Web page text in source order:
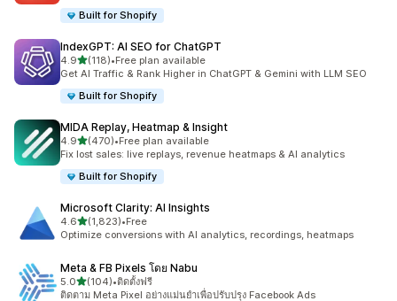
Built for Shopify
IndexGPT: AI SEO for ChatGPT
4.9เต็ม 5 ดาว
(118)
ทั้งหมด 118 รีวิว
•Free plan available
Get AI Traffic & Rank Higher in ChatGPT & Gemini with LLM SEO
Built for Shopify
MIDA Replay, Heatmap & Insight
4.9เต็ม 5 ดาว
(470)
ทั้งหมด 470 รีวิว
•Free plan available
Fix lost sales: live replays, revenue heatmaps & AI analytics
Built for Shopify
Microsoft Clarity: AI Insights
4.6เต็ม 5 ดาว
(1,823)
ทั้งหมด 1823 รีวิว
•Free
Optimize conversions with AI analytics, recordings, heatmaps
Meta & FB Pixels โดย Nabu
5.0เต็ม 5 ดาว
(104)
ทั้งหมด 104 รีวิว
•ติดตั้งฟรี
ติดตาม Meta Pixel อย่างแม่นยำเพื่อปรับปรุง Facebook Ads